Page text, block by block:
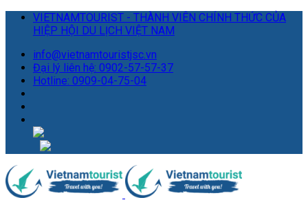
VIETNAMTOURIST - THÀNH VIÊN CHÍNH THỨC CỦA
HIỆP HỘI DU LỊCH VIỆT NAM
info@vietnamtouristjsc.vn
Đại lý liên hệ: 0902-57-57-37
Hotline: 0909-04-75-04